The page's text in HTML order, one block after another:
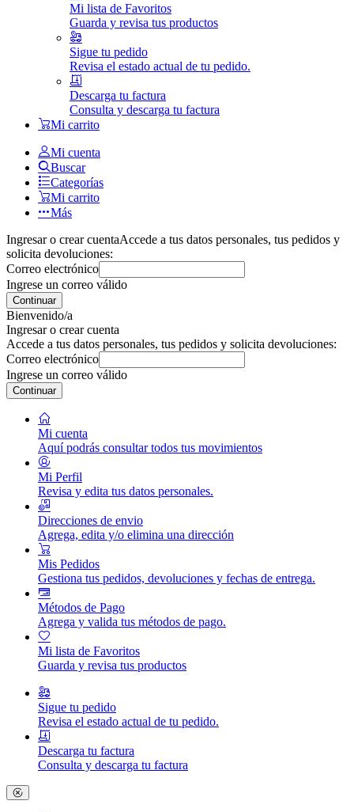
Mi lista de Favoritos
Guarda y revisa tus productos
Sigue tu pedido
Revisa el estado actual de tu pedido.
Descarga tu factura
Consulta y descarga tu factura
Mi carrito
Mi cuenta
Buscar
Categorías
Mi carrito
Más
Ingresar o crear cuentaAccede a tus datos personales, tus pedidos y
solicita devoluciones:
Correo electrónico
Ingrese un correo válido
Continuar
Bienvenido/a
Ingresar o crear cuenta
Accede a tus datos personales, tus pedidos y solicita devoluciones:
Correo electrónico
Ingrese un correo válido
Continuar
Mi cuenta
Aquí podrás consultar todos tus movimientos
Mi Perfil
Revisa y edita tus datos personales.
Direcciones de envio
Agrega, edita y/o elimina una dirección
Mis Pedidos
Gestiona tus pedidos, devoluciones y fechas de entrega.
Métodos de Pago
Agrega y valida tus métodos de pago.
Mi lista de Favoritos
Guarda y revisa tus productos
Sigue tu pedido
Revisa el estado actual de tu pedido.
Descarga tu factura
Consulta y descarga tu factura